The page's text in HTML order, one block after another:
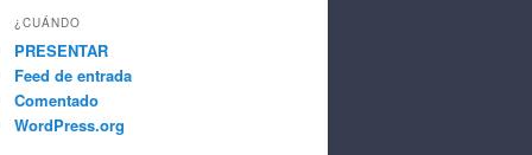
¿CUÁNDO
PRESENTAR
Feed de entrada
Comentado
WordPress.org